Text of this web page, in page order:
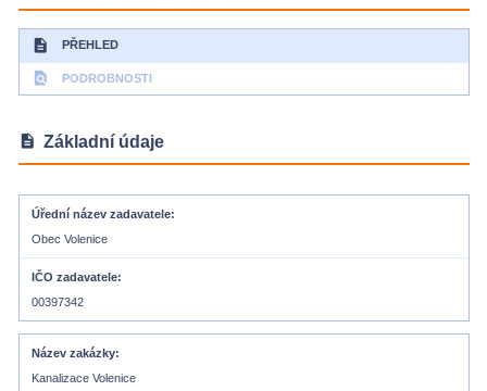
description PŘEHLED
find_in_page PODROBNOSTI
description Základní údaje
Úřední název zadavatele
Obec Volenice
IČO zadavatele
00397342
Název zakázky
Kanalizace Volenice